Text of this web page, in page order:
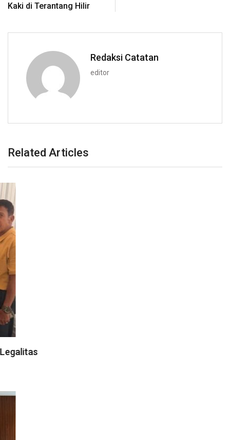
Kaki di Terantang Hilir
Redaksi Catatan
editor
Related Articles